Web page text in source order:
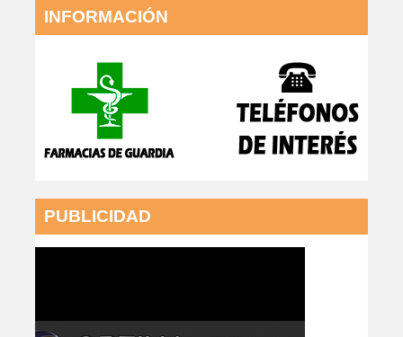
INFORMACIÓN
PUBLICIDAD